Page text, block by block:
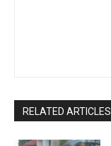
RELATED ARTICLES